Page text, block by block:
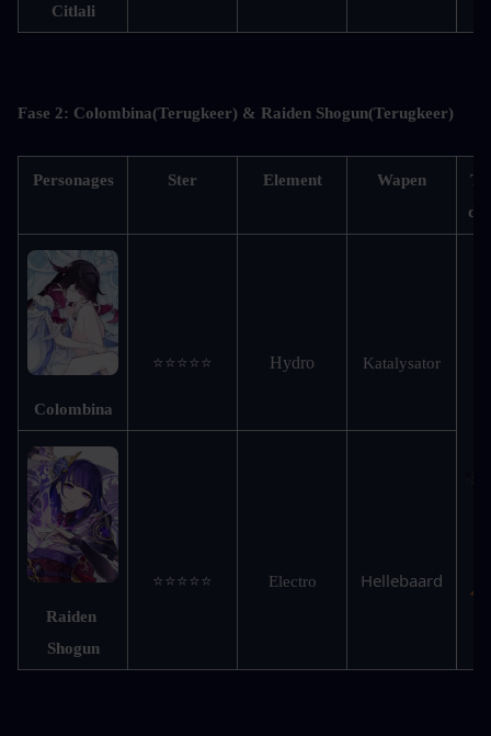
Citlali
Fase 2: Colombina(Terugkeer) & Raiden Shogun(Terugkeer)
Personages Ster Element Wapen
de
Colombina
⭐⭐⭐⭐⭐ Hydro Katalysator
Raiden
Shogun
⭐⭐⭐⭐⭐ Electro Hellebaard